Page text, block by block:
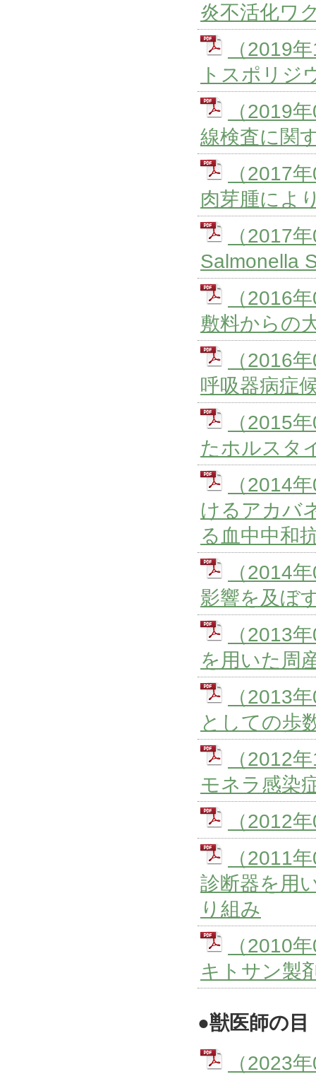
炎不活化ワ
（2019
トスポリジ
（2019
線検査に関
（2017
肉芽腫によ
（2017
Salmonella
（2016
敷料からの
（2016
呼吸器病症
（2015
たホルスタ
（2014
けるアカバ
る血中中和
（2014
影響を及ぼ
（2013
を用いた周
（2013
としての歩
（2012
モネラ感染
（2012
（2011
診断器を用
り組み
（2010
キトサン製
●獣医師の目
（2023